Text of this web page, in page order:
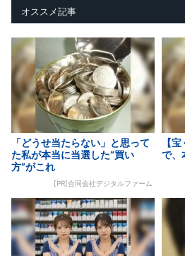
オススメ記事
「どうせ当たらない」と思って
た私が本当に当選した“買い
方”がこれ
[PR]合同会社デジタルファーム
【
で、